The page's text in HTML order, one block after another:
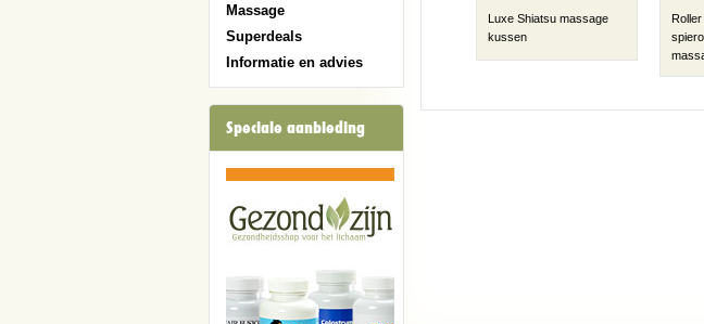
Massage
Superdeals
Informatie en advies
Speciale aanbieding
Luxe Shiatsu massage
kussen